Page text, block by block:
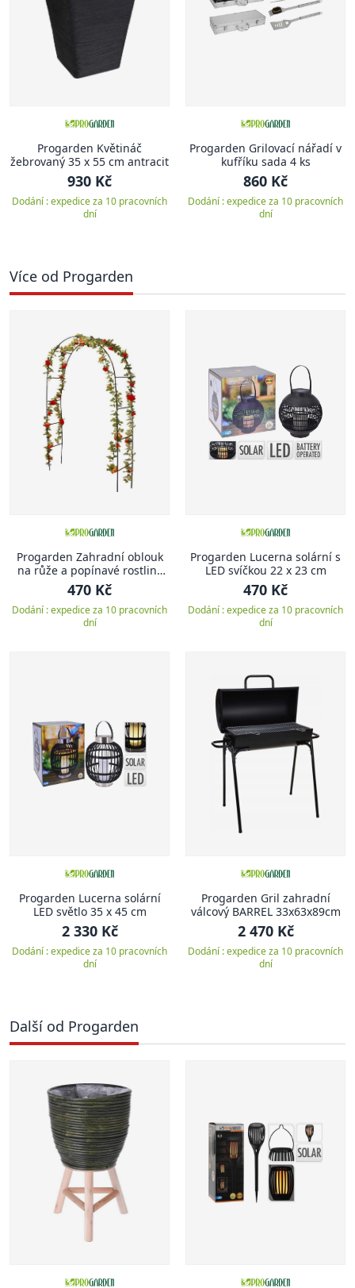
Progarden Květináč
žebrovaný 35 x 55 cm antracit
930 Kč
Dodání : expedice za 10 pracovních
dní
Progarden Grilovací nářadí v
kufříku sada 4 ks
860 Kč
Dodání : expedice za 10 pracovních
dní
Více od Progarden
Progarden Zahradní oblouk
na růže a popínavé rostliny
140 x 240 cm
470 Kč
Dodání : expedice za 10 pracovních
dní
Progarden Lucerna solární s
LED svíčkou 22 x 23 cm
470 Kč
Dodání : expedice za 10 pracovních
dní
Progarden Lucerna solární
LED světlo 35 x 45 cm
2 330 Kč
Dodání : expedice za 10 pracovních
dní
Progarden Gril zahradní
válcový BARREL 33x63x89cm
2 470 Kč
Dodání : expedice za 10 pracovních
dní
Další od Progarden